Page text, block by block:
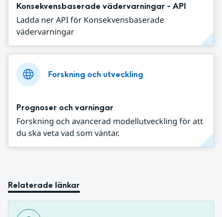
Konsekvensbaserade vädervarningar - API
Ladda ner API för Konsekvensbaserade
vädervarningar
Forskning och utveckling
Prognoser och varningar
Forskning och avancerad modellutveckling för att
du ska veta vad som väntar.
Relaterade länkar